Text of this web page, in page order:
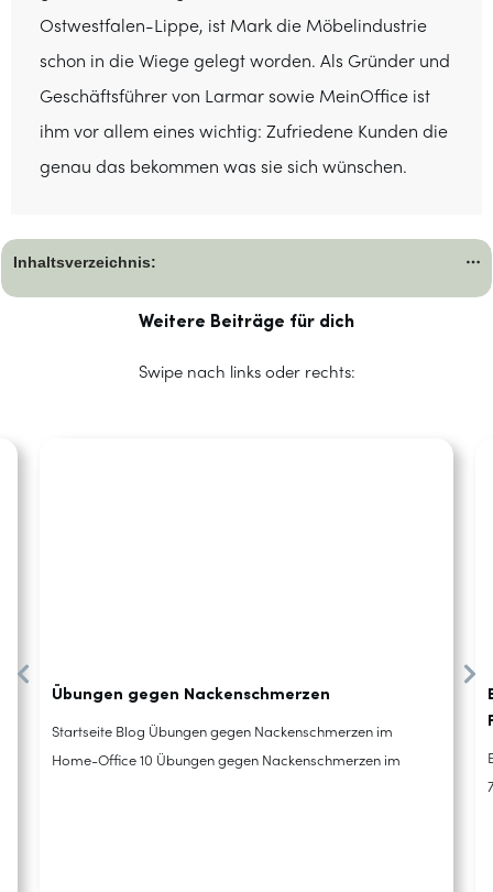
Ostwestfalen-Lippe, ist Mark die Möbelindustrie
schon in die Wiege gelegt worden. Als Gründer und
Geschäftsführer von Larmar sowie MeinOffice ist
ihm vor allem eines wichtig: Zufriedene Kunden die
genau das bekommen was sie sich wünschen.
Inhaltsverzeichnis:
Weitere Beiträge für dich
Swipe nach links oder rechts:
Übungen gegen Nackenschmerzen
Startseite Blog Übungen gegen Nackenschmerzen im
Home-Office 10 Übungen gegen Nackenschmerzen im